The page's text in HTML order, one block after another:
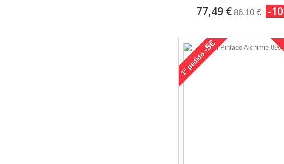
77,49 € 86,10 € -
1°
pedido
-5€